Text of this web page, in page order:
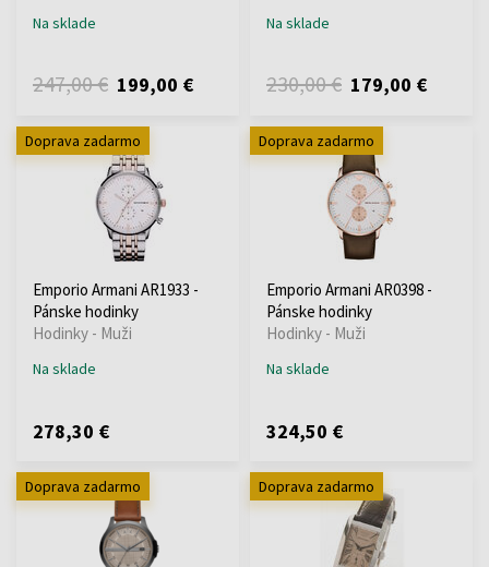
Na sklade
247,00 € 199,00 €
Na sklade
230,00 € 179,00 €
Doprava zadarmo
Emporio Armani AR1933 -
Pánske hodinky
Hodinky - Muži
Na sklade
278,30 €
Doprava zadarmo
Emporio Armani AR0398 -
Pánske hodinky
Hodinky - Muži
Na sklade
324,50 €
Doprava zadarmo Doprava zadarmo